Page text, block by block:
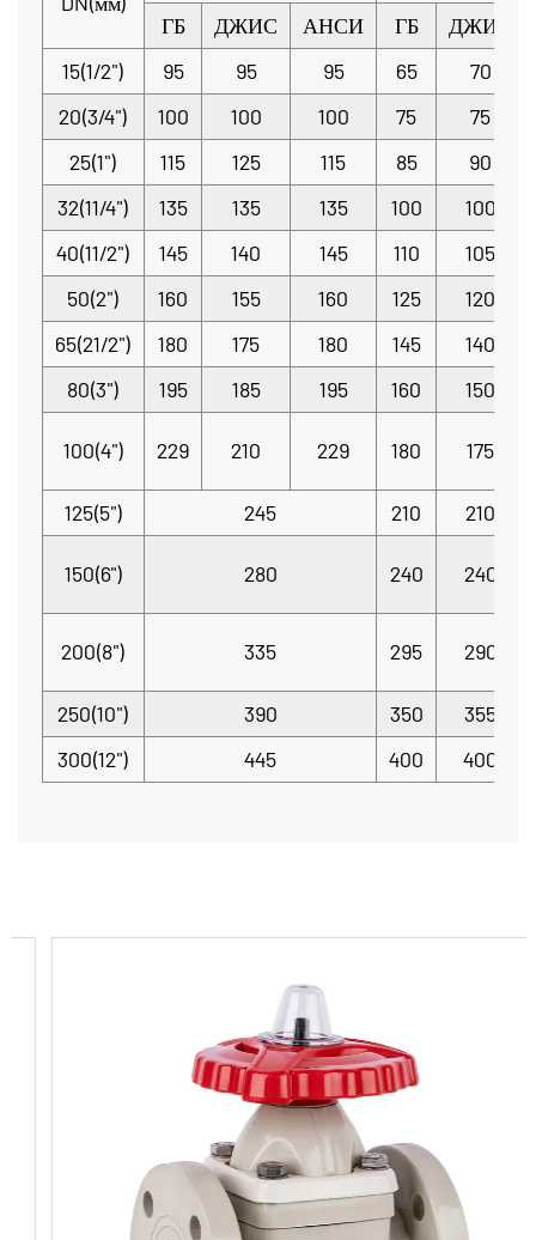
ГБ
ДЖИС АНСИ ГБ
ДЖИС
15(1/2")
95 95 95 65
70
20(3/4")
100 100 100 75
75
25(1")
115 125 115 85
90
32(11/4")
135 135 135 100
100
40(11/2")
145 140 145 110
105
50(2")
160 155 160 125
120
65(21/2")
180 175 180 145
140
80(3")
195 185 195 160 150
100(4") 229 210 229 180 175
125(5") 245 210 210
150(6") 280 240 240
200(8") 335 295 290
250(10") 390 350
355
300(12")
445 400 400